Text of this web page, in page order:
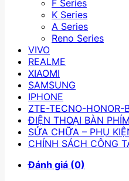
F Series
K Series
A Series
Reno Series
VIVO
REALME
XIAOMI
SAMSUNG
IPHONE
ZTE-TECNO-HONOR-
ĐIỆN THOẠI BÀN PHÍM
SỬA CHỮA – PHỤ
CHÍNH SÁCH CÔNG
Đánh giá (0)